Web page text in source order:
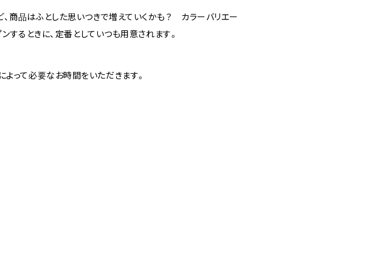
商品はふとした思いつきで増えていくかも？ カラーバリエー
するときに、定番としていつも用意されます。
って必要なお時間をいただきます。